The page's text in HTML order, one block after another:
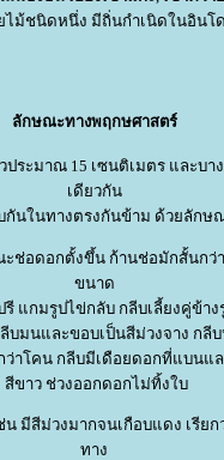
ไม้ชนิดหนึ่ง มีถิ่นกำเนิดในอินโ
ลักษณะทางพฤกษศาสตร์
ระมาณ 15 เซนติเมตร และบา
เดียวกัน
นในทางตรงกันข้าม ด้วยลักษณ
ะช่อดอกตั้งขึ้น ก้านช่อมักสั้นก
ขนาด
รี แกมรูปไข่กลับ กลีบเลี้ยงคู่ข้า
มนและขอบเป็นสีม่วงจาง กลี
าโคน กลีบมีเดือยดอกที่แบนแล
สีขาว ช่วงออกดอกไม่ทิ้งใบ
มีสีม่วงมากจนเกือบแดง เรีย
ทาง